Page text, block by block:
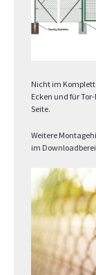
Nicht im
Ecken und für
Seite.
Weitere
im